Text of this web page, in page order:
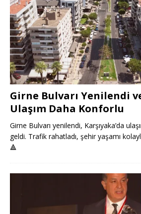
Girne Bulvarı Yenilendi
Ulaşım Daha Konforlu
Girne Bulvarı yenilendi, Karşıyaka’da
geldi. Trafik rahatladı, şehir yaşamı
🔺